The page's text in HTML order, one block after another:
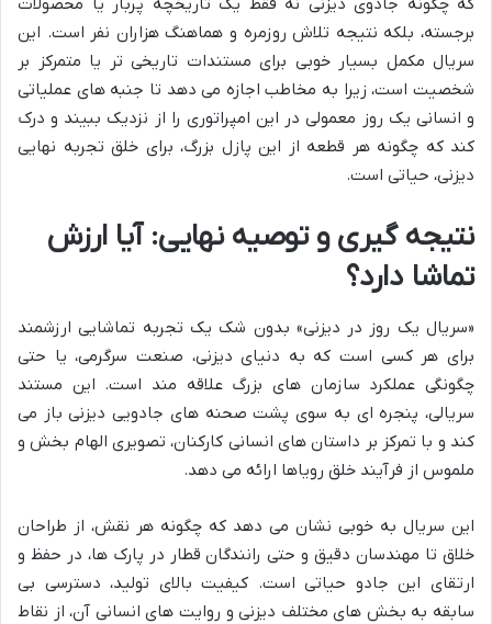
که چگونه جادوی دیزنی نه فقط یک تاریخچه پربار یا محصولات
برجسته، بلکه نتیجه تلاش روزمره و هماهنگ هزاران نفر است. این
سریال مکمل بسیار خوبی برای مستندات تاریخی تر یا متمرکز بر
شخصیت است، زیرا به مخاطب اجازه می دهد تا جنبه های عملیاتی
و انسانی یک روز معمولی در این امپراتوری را از نزدیک ببیند و درک
کند که چگونه هر قطعه از این پازل بزرگ، برای خلق تجربه نهایی
دیزنی، حیاتی است.
نتیجه گیری و توصیه نهایی: آیا ارزش
تماشا دارد؟
«سریال یک روز در دیزنی» بدون شک یک تجربه تماشایی ارزشمند
برای هر کسی است که به دنیای دیزنی، صنعت سرگرمی، یا حتی
چگونگی عملکرد سازمان های بزرگ علاقه مند است. این مستند
سریالی، پنجره ای به سوی پشت صحنه های جادویی دیزنی باز می
کند و با تمرکز بر داستان های انسانی کارکنان، تصویری الهام بخش و
ملموس از فرآیند خلق رویاها ارائه می دهد.
این سریال به خوبی نشان می دهد که چگونه هر نقش، از طراحان
خلاق تا مهندسان دقیق و حتی رانندگان قطار در پارک ها، در حفظ و
ارتقای این جادو حیاتی است. کیفیت بالای تولید، دسترسی بی
سابقه به بخش های مختلف دیزنی و روایت های انسانی آن، از نقاط